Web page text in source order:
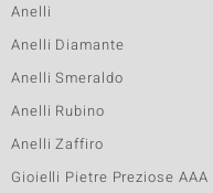
Anelli
Anelli Diamante
Anelli Smeraldo
Anelli Rubino
Anelli Zaffiro
Gioielli Pietre Preziose AAA